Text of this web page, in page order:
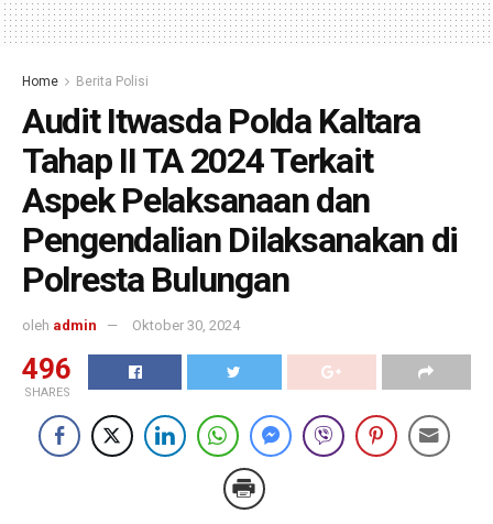
Home Berita Polisi
Audit Itwasda Polda Kaltara
Tahap II TA 2024 Terkait
Aspek Pelaksanaan dan
Pengendalian Dilaksanakan di
Polresta Bulungan
oleh admin Oktober 30, 2024
496
SHARES